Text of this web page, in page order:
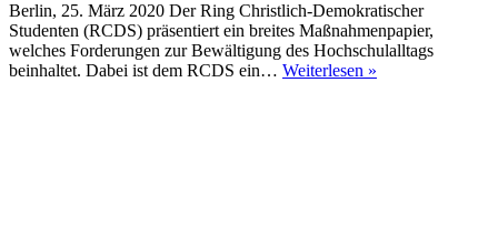
Berlin, 25. März 2020 Der Ring Christlich-Demokratischer
Studenten (RCDS) präsentiert ein breites Maßnahmenpapier,
welches Forderungen zur Bewältigung des Hochschulalltags
beinhaltet. Dabei ist dem RCDS ein… Weiterlesen »